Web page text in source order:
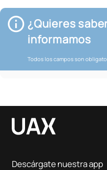
¿Quieres
informamos
Todos los campos son
Descárgate nuestra app